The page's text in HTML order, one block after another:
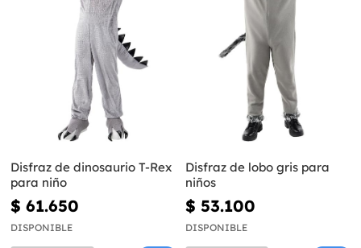
Disfraz de dinosaurio T-Rex
para niño
$ 61.650
DISPONIBLE
Disfraz de lobo gris para
niños
$ 53.100
DISPONIBLE